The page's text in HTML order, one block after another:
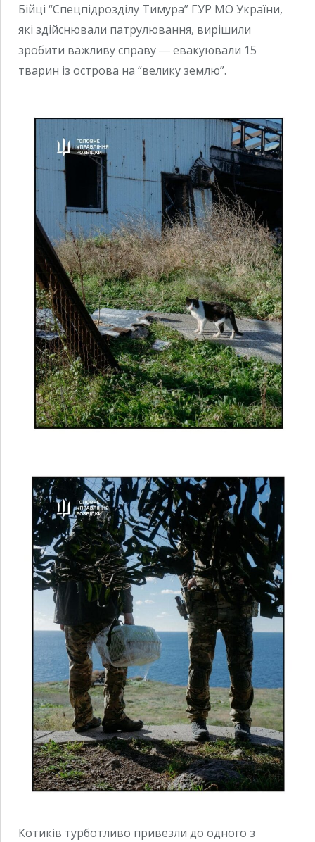
Бійці “Спецпідрозділу Тимура” ГУР МО України,
які здійснювали патрулювання, вирішили
зробити важливу справу ― евакуювали 15
тварин із острова на “велику землю”.
Котиків турботливо привезли до одного з